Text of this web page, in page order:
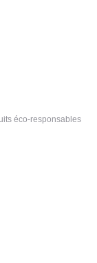
éco-responsables